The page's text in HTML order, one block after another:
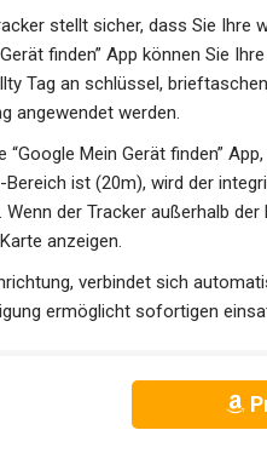
stellt sicher, dass Sie Ihre
finden” App können Sie
Tag an schlüssel,
angewendet werden.
“Google Mein Gerät finden”
ist (20m), wird der
der Tracker außerhalb
anzeigen.
verbindet sich
ermöglicht sofortigen